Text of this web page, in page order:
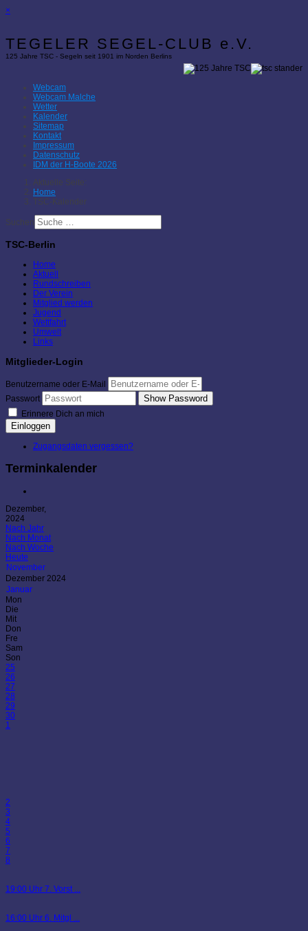
×
TEGELER SEGEL-CLUB e.V.
125 Jahre TSC - Segeln seit 1901 im Norden Berlins
Webcam
Webcam Malche
Wetter
Kalender
Sitemap
Kontakt
Impressum
Datenschutz
IDM der H-Boote 2026
Aktuelle Seite:
Home
TSC-Kalender
Suchen
TSC-Berlin
Home
Aktuell
Rundschreiben
Der Verein
Mitglied werden
Jugend
Wettfahrt
Umwelt
Links
Mitglieder-Login
Benutzername oder E-Mail
Passwort
Show Password
Erinnere Dich an mich
Einloggen
Zugangsdaten vergessen?
Terminkalender
Dezember,
2024
Nach Jahr
Nach Monat
Nach Woche
Heute
November
Dezember 2024
Januar
Mon
Die
Mit
Don
Fre
Sam
Son
25
26
27
28
29
30
1
2
3
4
5
6
7
8
19:00 Uhr 7. Vorst ...
16:00 Uhr 6. Mitgl ...